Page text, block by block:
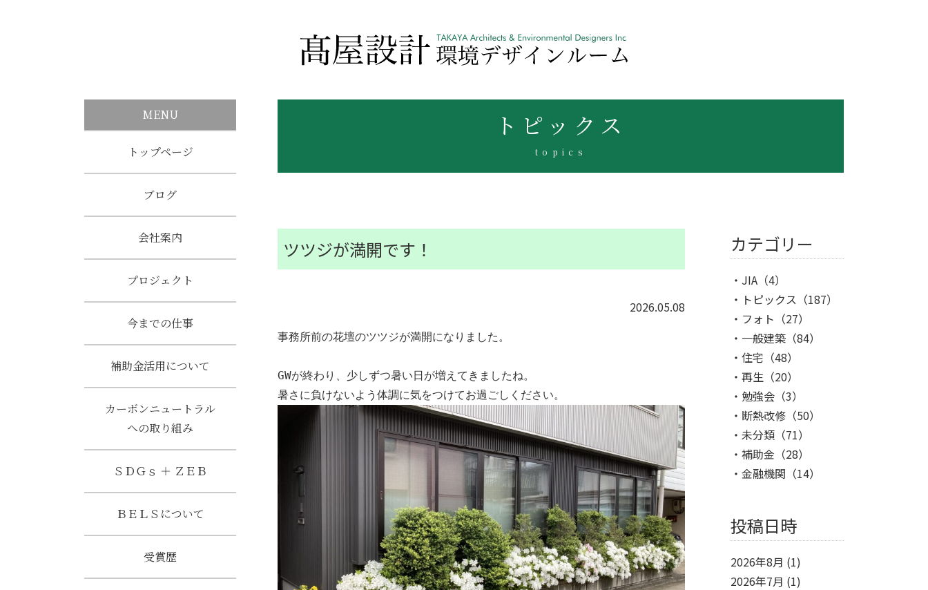
トピックス
topics
ツツジが満開です！
2026.05.08
事務所前の花壇のツツジが満開になりました。
GWが終わり、少しずつ暑い日が増えてきましたね。
暑さに負けないよう体調に気をつけてお過ごしください。
カテゴリー
JIA （4）
トピックス （187）
フォト （27）
一般建築 （84）
住宅 （48）
再生 （20）
勉強会 （3）
断熱改修 （50）
未分類 （71）
補助金 （28）
金融機関 （14）
投稿日時
2026年8月 (1)
2026年7月 (1)
MENU
トップページ
ブログ
会社案内
プロジェクト
今までの仕事
補助金活用について
カーボンニュートラル
への取り組み
ＳＤＧｓ ＋ ＺＥＢ
ＢＥＬＳについて
受賞歴